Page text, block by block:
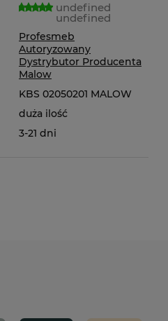
undefined
undefined
Profesmeb
Autoryzowany
Dystrybutor Producenta
Malow
KBS 02050201 MALOW
duża ilość
3-21 dni